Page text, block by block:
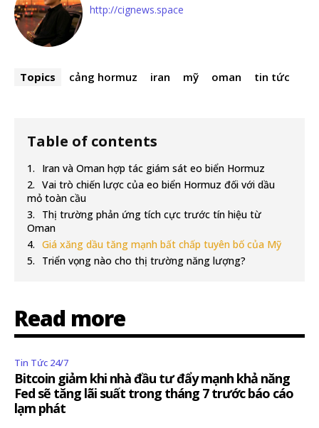
http://cignews.space
Topics cảng hormuz iran mỹ oman tin tức
Table of contents
Iran và Oman hợp tác giám sát eo biển Hormuz
Vai trò chiến lược của eo biển Hormuz đối với dầu
mỏ toàn cầu
Thị trường phản ứng tích cực trước tín hiệu từ
Oman
Giá xăng dầu tăng mạnh bất chấp tuyên bố của Mỹ
Triển vọng nào cho thị trường năng lượng?
Read more
Tin Tức 24/7
Bitcoin giảm khi nhà đầu tư đẩy mạnh khả năng
Fed sẽ tăng lãi suất trong tháng 7 trước báo cáo
lạm phát